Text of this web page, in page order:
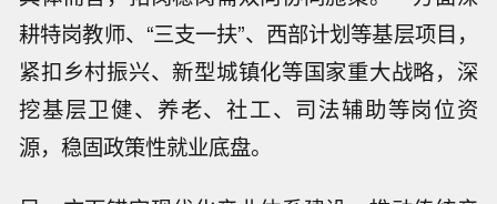
耕特岗教师、“三支一扶”、西部计划等基层项目，
紧扣乡村振兴、新型城镇化等国家重大战略，深
挖基层卫健、养老、社工、司法辅助等岗位资
源，稳固政策性就业底盘。